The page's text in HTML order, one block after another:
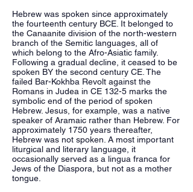
Hebrew was spoken since approximately
the fourteenth century BCE. It belonged to
the Canaanite division of the north-western
branch of the Semitic languages, all of
which belong to the Afro-Asiatic family.
Following a gradual decline, it ceased to be
spoken BY the second century CE. The
failed Bar-Kokhba Revolt against the
Romans in Judea in CE 132-5 marks the
symbolic end of the period of spoken
Hebrew. Jesus, for example, was a native
speaker of Aramaic rather than Hebrew. For
approximately 1750 years thereafter,
Hebrew was not spoken. A most important
liturgical and literary language, it
occasionally served as a lingua franca for
Jews of the Diaspora, but not as a mother
tongue.